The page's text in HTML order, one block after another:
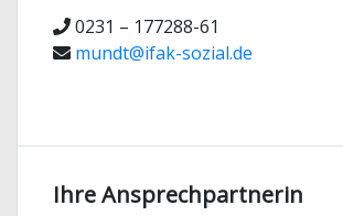
0231 – 177288-61
mundt@ifak-sozial.de
Ihre Ansprechpartnerin